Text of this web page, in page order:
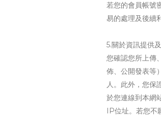
若您的會員帳號
易的處理及後續
5.關於資訊提供
您確認您所上傳
佈、公開發表等
人。此外，您保
於您連線到本網
IP位址。若您不